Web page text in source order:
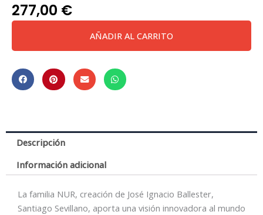
277,00 €
Nur
*
Lampara
Lazo
AÑADIR AL CARRITO
Descripción
Información adicional
La familia NUR, creación de José Ignacio Ballester,
Santiago Sevillano, aporta una visión innovadora al mundo